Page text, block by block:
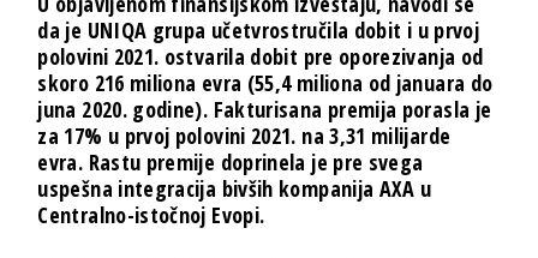
da je UNIQA grupa učetvrostručila dobit i u prvoj
polovini 2021. ostvarila dobit pre oporezivanja od
skoro 216 miliona evra (55,4 miliona od januara do
juna 2020. godine). Fakturisana premija porasla je
za 17% u prvoj polovini 2021. na 3,31 milijarde
evra. Rastu premije doprinela je pre svega
uspešna integracija bivših kompanija AXA u
Centralno-istočnoj Evopi.